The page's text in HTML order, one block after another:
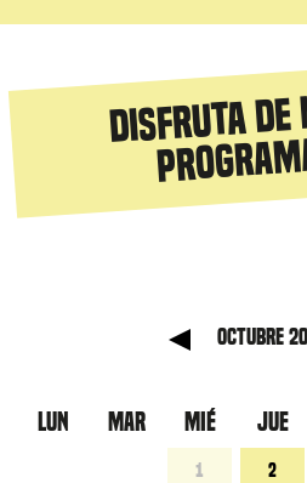
Disfruta
octubre
LUN MAR MIÉ JUE
1 2